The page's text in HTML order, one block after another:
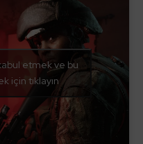
etmek ve bu
için tıklayın